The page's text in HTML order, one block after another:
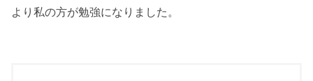
より私の方が勉強になりました。